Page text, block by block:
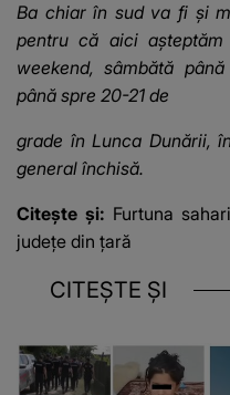
Ba chiar în sud va fi și
pentru că aici
weekend, sâmbătă
până spre 20-21 de
grade în Lunca Dunării,
general închisă.
Citește și: Furtuna
județe din țară
CITEȘTE ȘI